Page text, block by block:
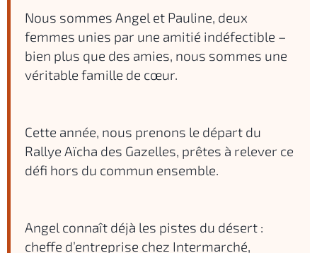
Nous sommes Angel et Pauline, deux
femmes unies par une amitié indéfectible –
bien plus que des amies, nous sommes une
véritable famille de cœur.
Cette année, nous prenons le départ du
Rallye Aïcha des Gazelles, prêtes à relever ce
défi hors du commun ensemble.
Angel connaît déjà les pistes du désert :
cheffe d’entreprise chez Intermarché,